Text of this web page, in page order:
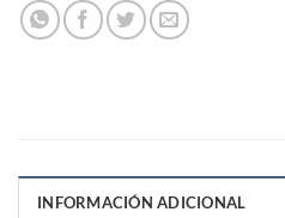
INFORMACIÓN ADICIONAL